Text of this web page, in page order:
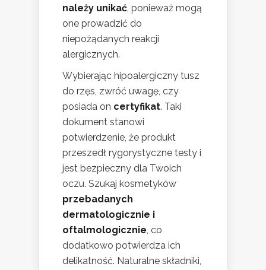
należy unikać, ponieważ mogą
one prowadzić do
niepożądanych reakcji
alergicznych.
Wybierając hipoalergiczny tusz
do rzęs, zwróć uwagę, czy
posiada on certyfikat. Taki
dokument stanowi
potwierdzenie, że produkt
przeszedł rygorystyczne testy i
jest bezpieczny dla Twoich
oczu. Szukaj kosmetyków
przebadanych
dermatologicznie i
oftalmologicznie, co
dodatkowo potwierdza ich
delikatność. Naturalne składniki,